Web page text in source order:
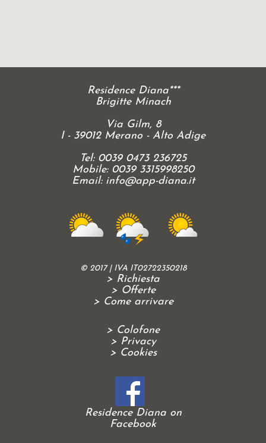
Residence Diana***
Brigitte Minach
Via Gilm, 8
I - 39012 Merano - Alto Adige
Tel: 0039 0473 236725
Mobile: 0039 3315998250
Email: info@app-diana.it
© 2017 | IVA IT02722350218
> Richiesta
> Offerte
> Come arrivare
> Colofone
> Privacy
> Cookies
Residence Diana on
Facebook